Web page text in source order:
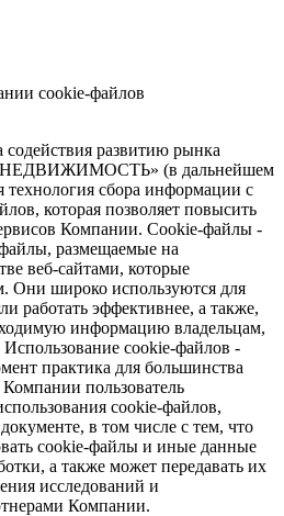
cookie-файлов
развитию рынка
(в дальнейшем
сбора информации с
которая позволяет повысить
Компании. Сookie-файлы -
размещаемые на
веб-сайтами, которые
Они широко используются для
работать эффективнее, а также,
информацию владельцам,
cookie-файлов -
практика для большинства
пользователь
cookie-файлов,
в том числе с тем, что
cookie-файлы и иные данные
а также может передавать их
исследований и
Компании.